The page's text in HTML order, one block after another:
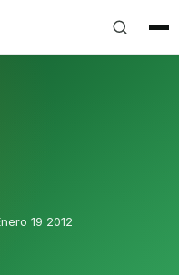
Municipal del
19 2012